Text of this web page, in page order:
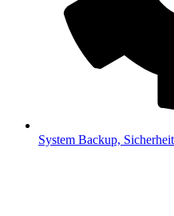
System Backup,